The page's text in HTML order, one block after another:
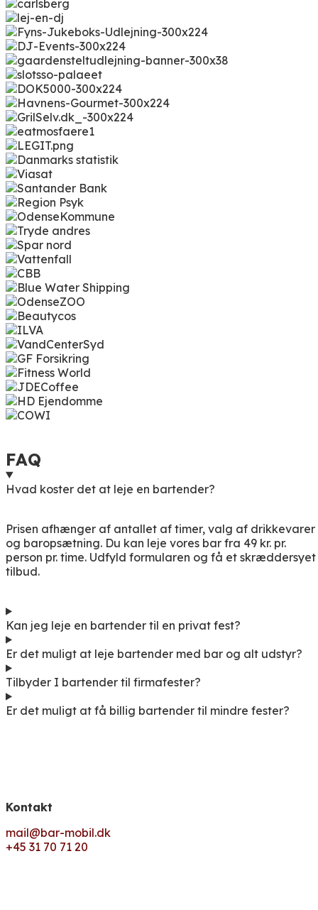
FAQ
Hvad koster det at leje en bartender?
Prisen afhænger af antallet af timer, valg af drikkevarer
og baropsætning. Du kan leje vores bar fra 49 kr. pr.
person pr. time. Udfyld formularen og få et skræddersyet
tilbud.
Kan jeg leje en bartender til en privat fest?
Er det muligt at leje bartender med bar og alt udstyr?
Tilbyder I bartender til firmafester?
Er det muligt at få billig bartender til mindre fester?
Kontakt
mail@bar-mobil.dk
+45 31 70 71 20